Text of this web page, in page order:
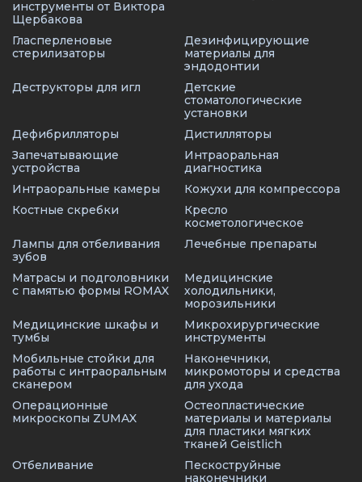
инструменты от Виктора
Щербакова
Гласперленовые
стерилизаторы
Дезинфицирующие
материалы для
эндодонтии
Деструкторы для игл
Детские
стоматологические
установки
Дефибрилляторы
Дистилляторы
Запечатывающие
устройства
Интраоральная
диагностика
Интраоральные камеры
Кожухи для компрессора
Костные скребки
Кресло
косметологическое
Лампы для отбеливания
зубов
Лечебные препараты
Матрасы и подголовники
с памятью формы ROMAX
Медицинские
холодильники,
морозильники
Медицинские шкафы и
тумбы
Микрохирургические
инструменты
Мобильные стойки для
работы с интраоральным
сканером
Наконечники,
микромоторы и средства
для ухода
Операционные
микроскопы ZUMAX
Остеопластические
материалы и материалы
для пластики мягких
тканей Geistlich
Отбеливание
Пескоструйные
наконечники